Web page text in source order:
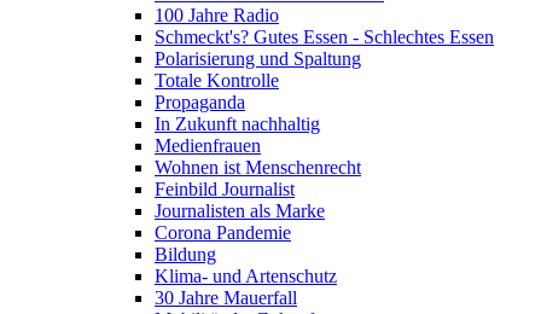
100 Jahre Radio
Schmeckt's? Gutes Essen - Schlechtes Essen
Polarisierung und Spaltung
Totale Kontrolle
Propaganda
In Zukunft nachhaltig
Medienfrauen
Wohnen ist Menschenrecht
Feinbild Journalist
Journalisten als Marke
Corona Pandemie
Bildung
Klima- und Artenschutz
30 Jahre Mauerfall